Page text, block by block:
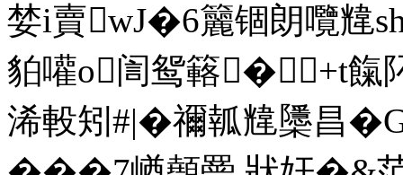
婪i賣wJ�6籭锢朗囕
貃嚾o訚鸳簵�+t餼
浠軗矧#|�禰瓡韑櫽昌�